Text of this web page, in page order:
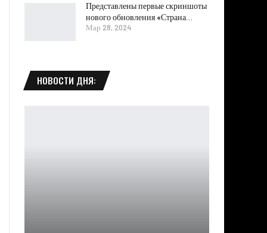
Представлены первые скриншоты
нового обновления «Страна…
Мар 28, 2024
НОВОСТИ ДНЯ: